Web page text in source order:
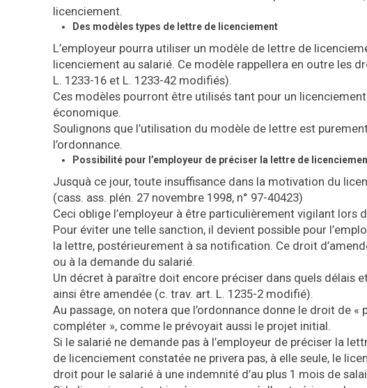
licenciement.
Des modèles types de lettre de licenciement
L’employeur pourra utiliser un modèle de lettre de
licenciement au salarié. Ce modèle rappellera en outre les
L. 1233-16 et L. 1233-42 modifiés).
Ces modèles pourront être utilisés tant pour un
économique.
Soulignons que l’utilisation du modèle de lettre est
l’ordonnance.
Possibilité pour l’employeur de préciser la lettre de
Jusquà ce jour, toute insuffisance dans la motivation du
(cass. ass. plén. 27 novembre 1998, n° 97-40423)
Ceci oblige l’employeur à être particulièrement vigilant
Pour éviter une telle sanction, il devient possible pour
la lettre, postérieurement à sa notification. Ce droit
ou à la demande du salarié.
Un décret à paraître doit encore préciser dans quels délais
ainsi être amendée (c. trav. art. L. 1235-2 modifié).
Au passage, on notera que l’ordonnance donne le droit de
compléter », comme le prévoyait aussi le projet initial.
Si le salarié ne demande pas à l’employeur de préciser la
de licenciement constatée ne privera pas, à elle seule, le
droit pour le salarié à une indemnité d’au plus 1 mois de